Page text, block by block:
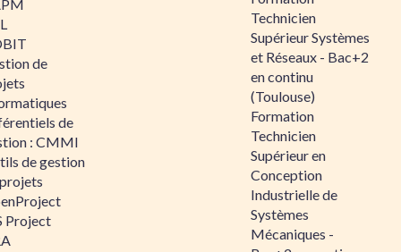
de
de
: CMMI
de gestion
Project
Technicien
Supérieur Systèmes
et Réseaux - Bac+2
en continu
(Toulouse)
Formation
Technicien
Supérieur en
Conception
Industrielle de
Systèmes
Mécaniques -